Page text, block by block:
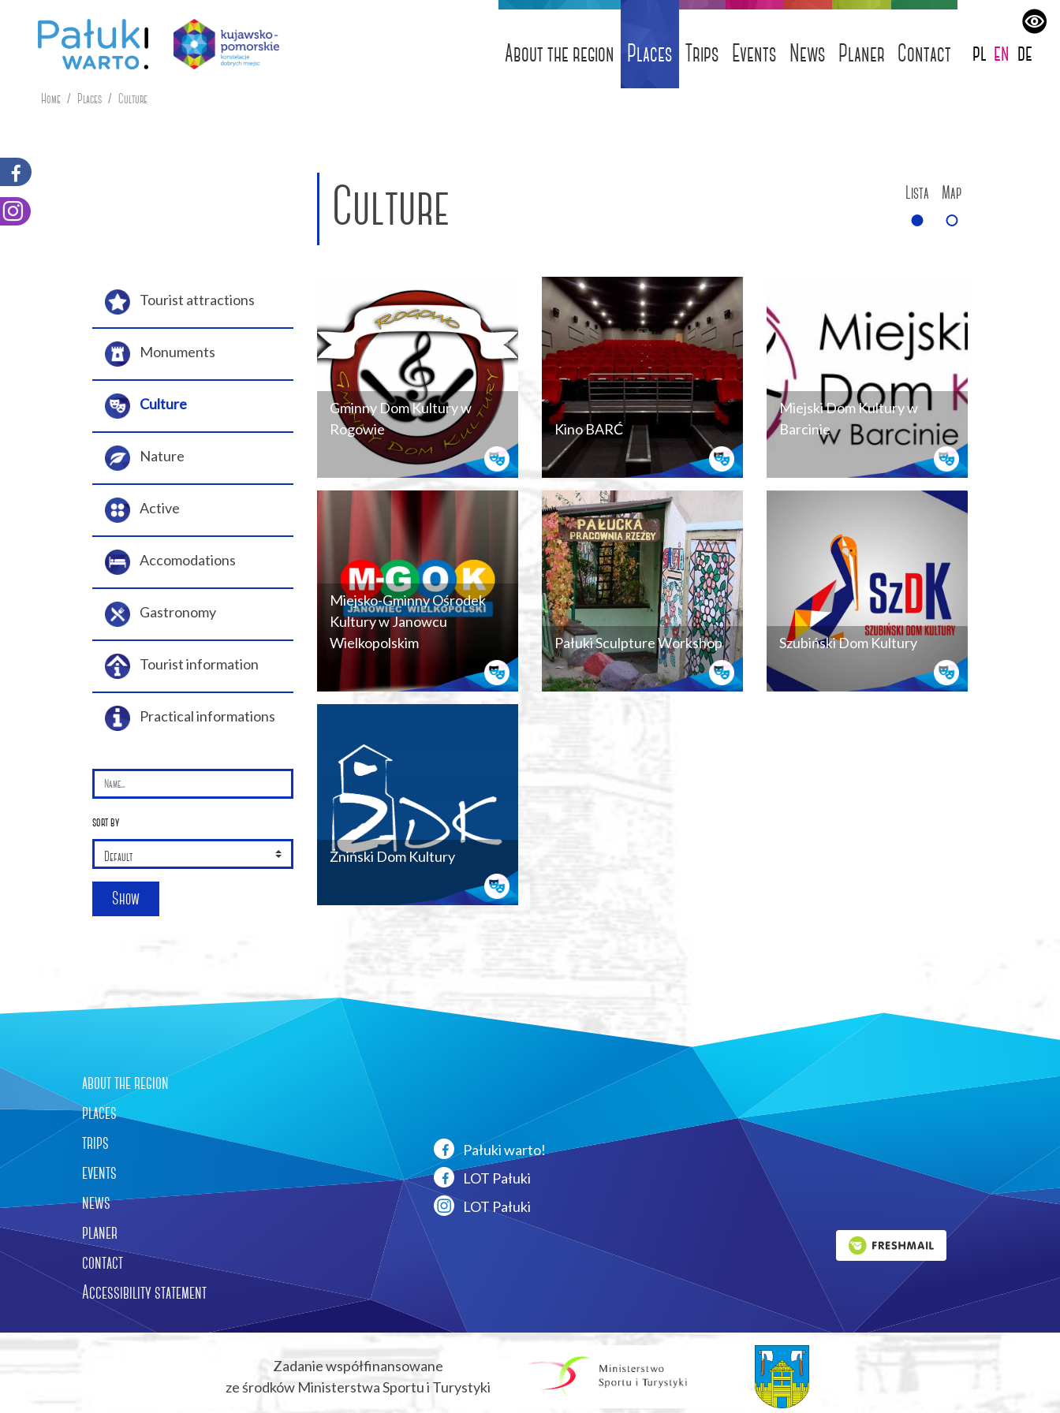
About the region Places Trips Events News Planer Contact pl en de
Home Places Culture
Culture Lista Map
Gminny Dom Kultury w
Rogowie
Kino BARĆ
Miejski Dom Kultury w
Barcinie
Miejsko-Gminny Ośrodek
Kultury w Janowcu
Wielkopolskim
Pałuki Sculpture Workshop Szubiński Dom Kultury
Żniński Dom Kultury
Leaflet OpenStreetMap
Tourist attractions
Monuments
Culture
Nature
Active
Accomodations
Gastronomy
Tourist information
Practical informations
sort by
Show
about the region
places
trips
events
news
planer
contact
Accessibility statement
Pałuki warto!
LOT Pałuki
LOT Pałuki
Zadanie współfinansowane
ze środków Ministerstwa Sportu i Turystyki